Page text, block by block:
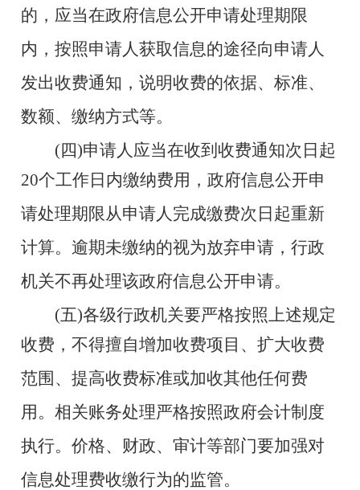
的，应当在政府信息公开申请处理期限
内，按照申请人获取信息的途径向申请人
发出收费通知，说明收费的依据、标准、
数额、缴纳方式等。
(四)申请人应当在收到收费通知次日起
20个工作日内缴纳费用，政府信息公开申
请处理期限从申请人完成缴费次日起重新
计算。逾期未缴纳的视为放弃申请，行政
机关不再处理该政府信息公开申请。
(五)各级行政机关要严格按照上述规定
收费，不得擅自增加收费项目、扩大收费
范围、提高收费标准或加收其他任何费
用。相关账务处理严格按照政府会计制度
执行。价格、财政、审计等部门要加强对
信息处理费收缴行为的监管。